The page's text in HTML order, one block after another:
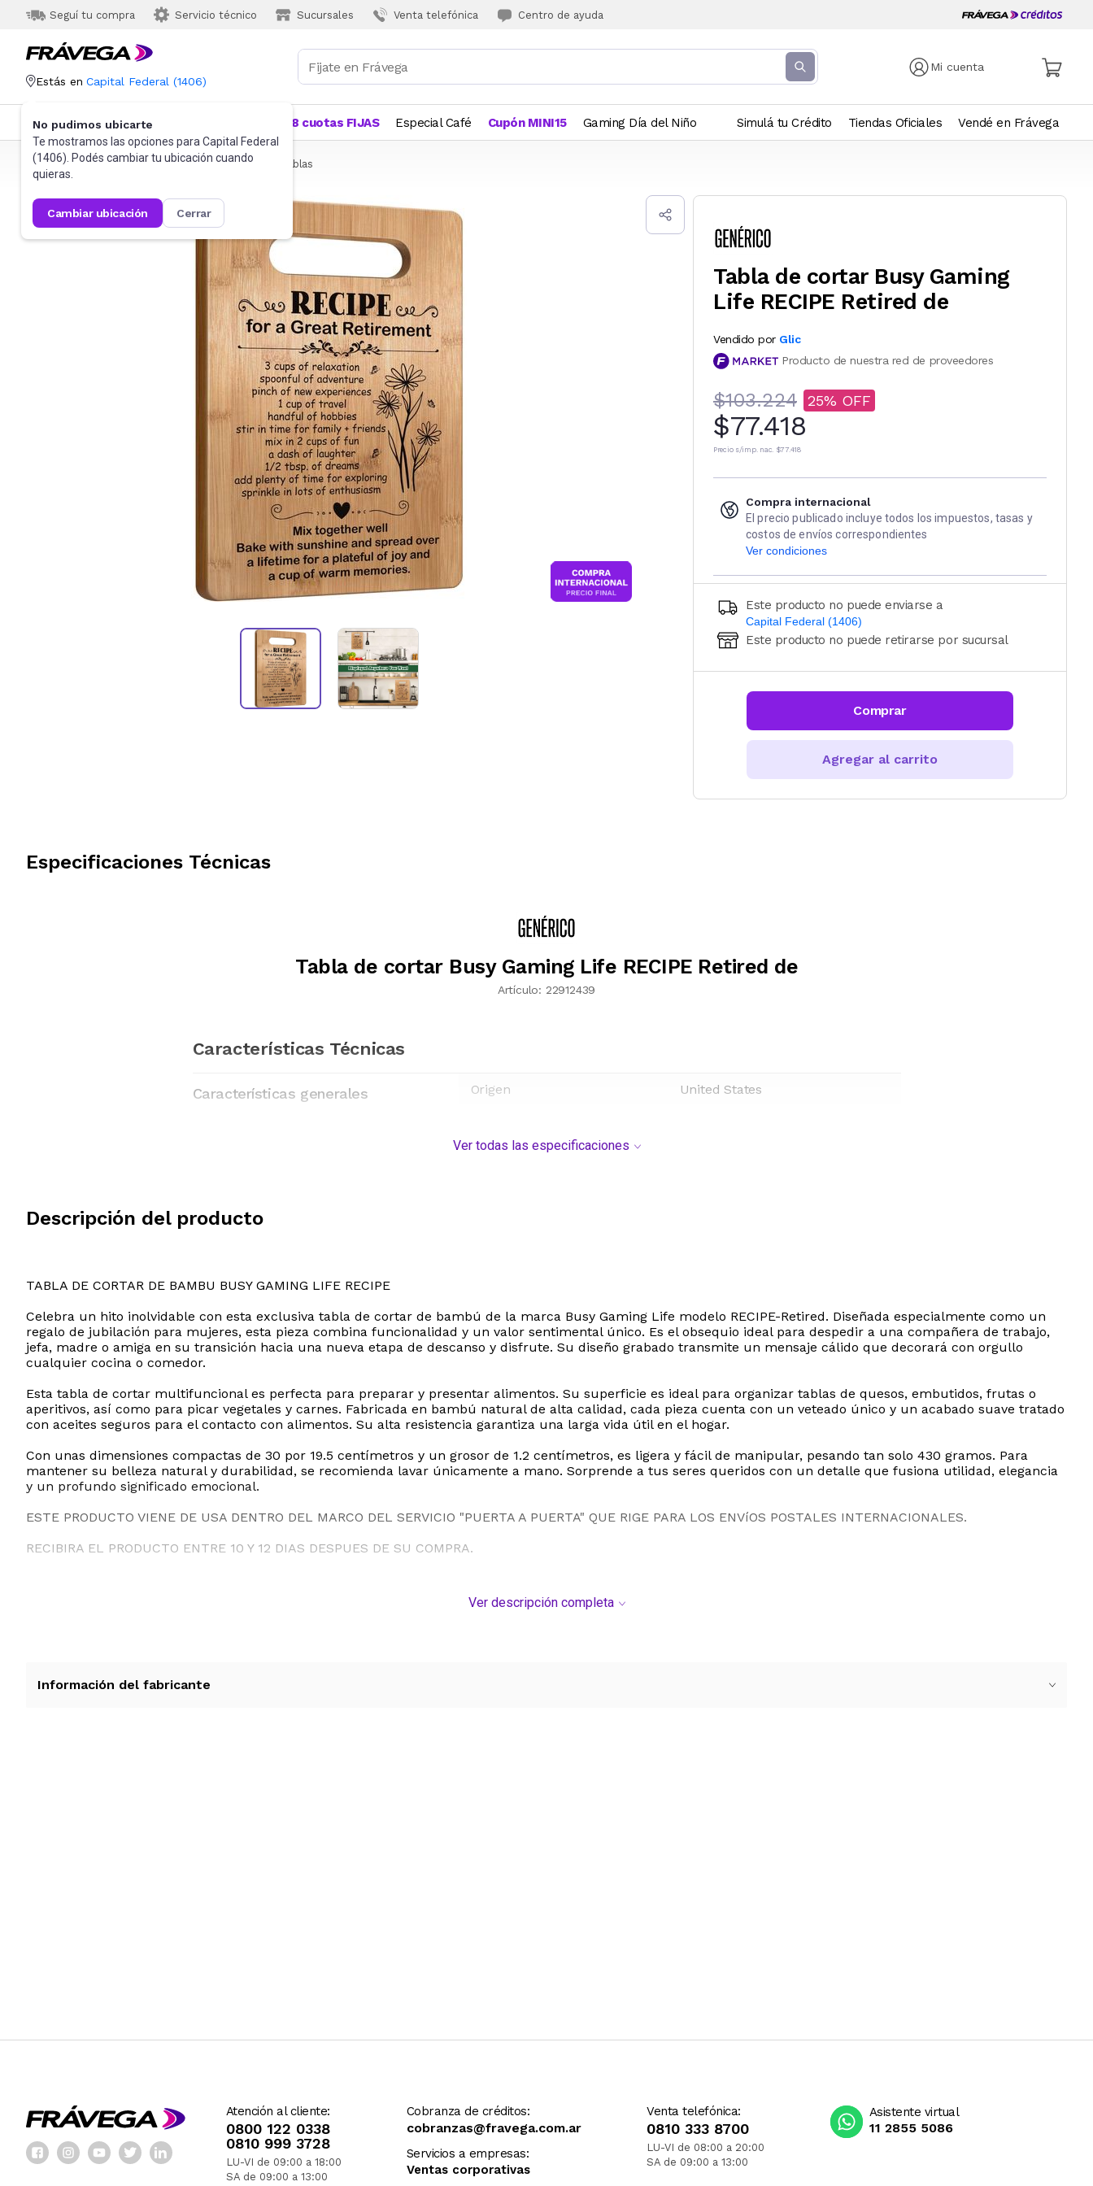
Seguí tu compra Servicio técnico Sucursales Venta telefónica Centro de ayuda
Mi cuenta
Estás en Capital Federal (1406)
No pudimos ubicarte
Te mostramos las opciones para Capital Federal
(1406). Podés cambiar tu ubicación cuando
quieras.
cambiar ubicación cerrar
Categorías Más Vendidos 18 cuotas FIJAS Especial Café Cupón MINI15 Gaming Día del Niño Simulá tu Crédito Tiendas Oficiales Vendé en Frávega
Frávega Hogar Bazar Utensilios de cocina Tablas
Tabla de cortar Busy Gaming
Life RECIPE Retired de
Vendido por Glic
Producto de nuestra red de proveedores
$103.224 25
$77.418
Precio s/imp. nac. $77.418
Compra internacional
El precio publicado incluye todos los impuestos, tasas y
costos de envíos correspondientes
Ver condiciones
Este producto no puede enviarse a
Capital Federal (1406)
Ingresá código postal (sólo números)
CALCULAR
Este producto no puede retirarse por sucursal
Comprar
Agregar al carrito
Especificaciones Técnicas
Tabla de cortar Busy Gaming Life RECIPE Retired de
Artículo: 22912439
Características Técnicas
Características generales Origen United States
Ver todas las especificaciones
Descripción del producto
TABLA DE CORTAR DE BAMBU BUSY GAMING LIFE RECIPE
Celebra un hito inolvidable con esta exclusiva tabla de cortar de bambú de la marca Busy Gaming Life modelo RECIPE-Retired. Diseñada especialmente como un
regalo de jubilación para mujeres, esta pieza combina funcionalidad y un valor sentimental único. Es el obsequio ideal para despedir a una compañera de trabajo,
jefa, madre o amiga en su transición hacia una nueva etapa de descanso y disfrute. Su diseño grabado transmite un mensaje cálido que decorará con orgullo
cualquier cocina o comedor.
Esta tabla de cortar multifuncional es perfecta para preparar y presentar alimentos. Su superficie es ideal para organizar tablas de quesos, embutidos, frutas o
aperitivos, así como para picar vegetales y carnes. Fabricada en bambú natural de alta calidad, cada pieza cuenta con un veteado único y un acabado suave tratado
con aceites seguros para el contacto con alimentos. Su alta resistencia garantiza una larga vida útil en el hogar.
Con unas dimensiones compactas de 30 por 19.5 centímetros y un grosor de 1.2 centímetros, es ligera y fácil de manipular, pesando tan solo 430 gramos. Para
mantener su belleza natural y durabilidad, se recomienda lavar únicamente a mano. Sorprende a tus seres queridos con un detalle que fusiona utilidad, elegancia
y un profundo significado emocional.
ESTE PRODUCTO VIENE DE USA DENTRO DEL MARCO DEL SERVICIO "PUERTA A PUERTA" QUE RIGE PARA LOS ENVíOS POSTALES INTERNACIONALES.
RECIBIRA EL PRODUCTO ENTRE 10 Y 12 DIAS DESPUES DE SU COMPRA.
Ver descripción completa
Información del fabricante
Atención al cliente:
0800 122 0338
0810 999 3728
LU-VI de 09:00 a 18:00
SA de 09:00 a 13:00
Cobranza de créditos:
cobranzas@fravega.com.ar
Servicios a empresas:
Ventas corporativas
Venta telefónica:
0810 333 8700
LU-VI de 08:00 a 20:00
SA de 09:00 a 13:00
Asistente virtual
11 2855 5086